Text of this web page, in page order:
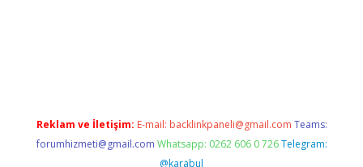
Reklam ve İletişim: E-mail: backlinkpaneli@gmail.com Teams:
forumhizmeti@gmail.com Whatsapp: 0262 606 0 726 Telegram:
@karabul